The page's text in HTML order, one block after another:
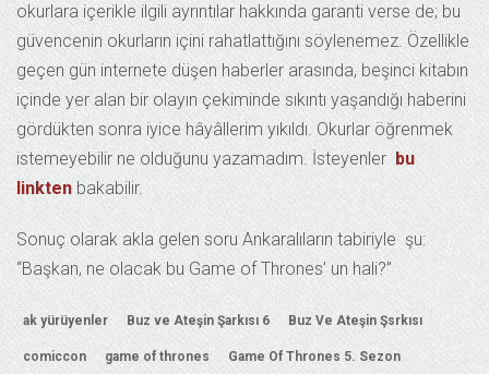
okurlara içerikle ilgili ayrıntılar hakkında garanti verse de; bu
güvencenin okurların içini rahatlattığını söylenemez. Özellikle
geçen gün internete düşen haberler arasında, beşinci kitabın
içinde yer alan bir olayın çekiminde sıkıntı yaşandığı haberini
gördükten sonra iyice hâyâllerim yıkıldı. Okurlar öğrenmek
istemeyebilir ne olduğunu yazamadım. İsteyenler bu
linkten bakabilir.
Sonuç olarak akla gelen soru Ankaralıların tabiriyle şu:
“Başkan, ne olacak bu Game of Thrones’ un hali?”
ak yürüyenler Buz ve Ateşin Şarkısı 6 Buz Ve Ateşin Şsrkısı
comiccon game of thrones Game Of Thrones 5. Sezon